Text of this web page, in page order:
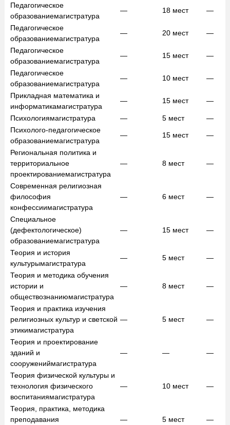
Педагогическое
образованиемагистратура
— 18 мест —
Педагогическое
образованиемагистратура
— 20 мест —
Педагогическое
образованиемагистратура
— 15 мест —
Педагогическое
образованиемагистратура
— 10 мест —
Прикладная математика и
информатикамагистратура
— 15 мест —
Психологиямагистратура — 5 мест
—
Психолого-педагогическое
образованиемагистратура
— 15 мест —
Региональная политика и
территориальное
проектированиемагистратура
— 8 мест —
Современная религиозная
философия
конфессиимагистратура
— 6 мест —
Специальное
(дефектологическое)
образованиемагистратура
— 15 мест —
Теория и история
культурымагистратура
— 5 мест —
Теория и методика обучения
истории и
обществознаниюмагистратура
— 8 мест —
Теория и практика изучения
религиозных культур и светской
этикимагистратура
— 5 мест —
Теория и проектирование
зданий и
сооружениймагистратура
— — —
Теория физической культуры и
технология физического
воспитаниямагистратура
— 10 мест —
Теория, практика, методика
преподавания
— 5 мест —